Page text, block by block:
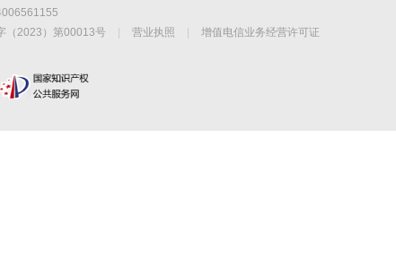
（2023）第00013号 营业执照
增值电信业务经营许可证